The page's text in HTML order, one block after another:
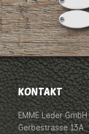
KONTAKT
EMME Leder GmbH
Gerbestrasse 13A